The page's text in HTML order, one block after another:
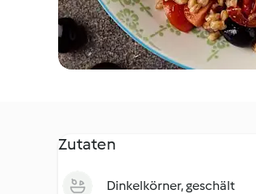
Zutaten
Dinkelkörner, geschält